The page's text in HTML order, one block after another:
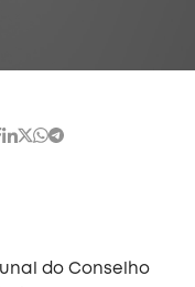
do Conselho